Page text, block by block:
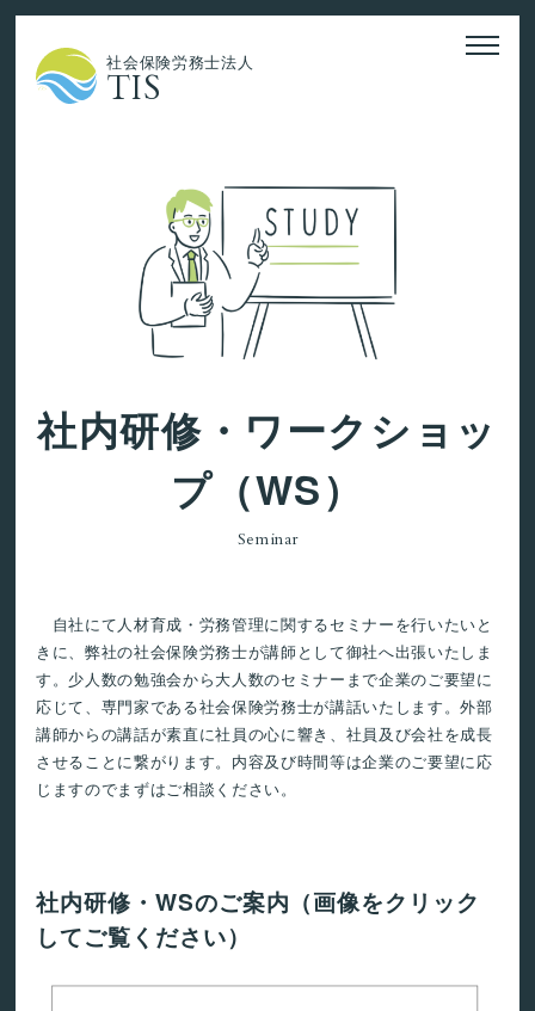
社会保険労務士法人
TIS
社内研修・ワークショッ
プ（WS）
Seminar
自社にて人材育成・労務管理に関するセミナーを行いたいと
きに、弊社の社会保険労務士が講師として御社へ出張いたしま
す。少人数の勉強会から大人数のセミナーまで企業のご要望に
応じて、専門家である社会保険労務士が講話いたします。外部
講師からの講話が素直に社員の心に響き、社員及び会社を成長
させることに繋がります。内容及び時間等は企業のご要望に応
じますのでまずはご相談ください。
社内研修・WSのご案内（画像をクリック
してご覧ください）